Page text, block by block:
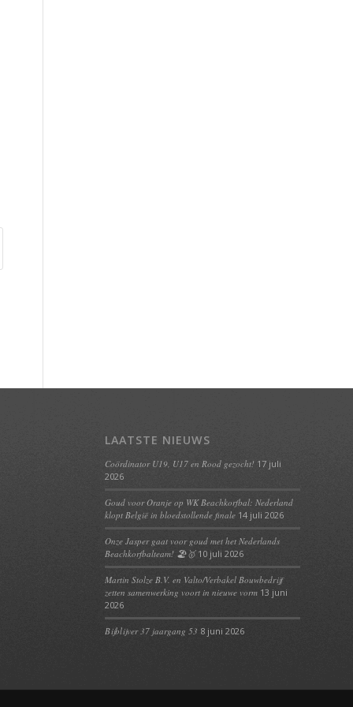
LAATSTE NIEUWS
Coördinator U19, U17 en Rood gezocht! 17 juli
2026
Goud voor Oranje op WK Beachkorfbal: Nederland
klopt België in bloedstollende finale 14 juli 2026
Onze Jasper gaat voor goud met het Nederlands
Beachkorfbalteam! 🏖️🥇 10 juli 2026
Martin Stolze B.V. en Valto/Verbakel Bouwbedrijf
zetten samenwerking voort in nieuwe vorm 13 juni
2026
Bijblijver 37 jaargang 53 8 juni 2026